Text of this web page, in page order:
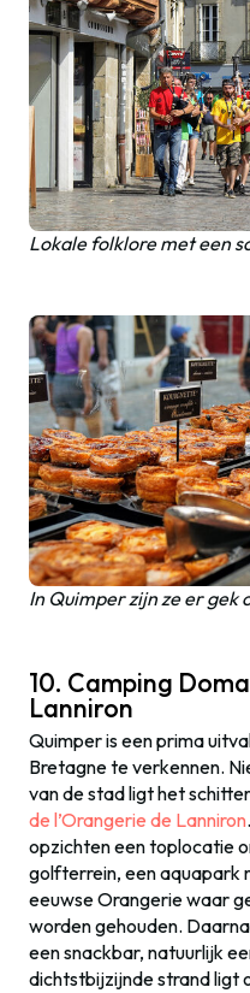
Lokale folklore met een
In Quimper zijn ze er gek
10. Camping
Lanniron
Quimper is een prima
Bretagne te verkennen.
van de stad ligt het
de l’Orangerie de Lanniron
opzichten een toplocatie
golfterrein, een aquapark
eeuwse Orangerie waar
worden gehouden.
een snackbar, natuurlijk
dichtstbijzijnde strand ligt